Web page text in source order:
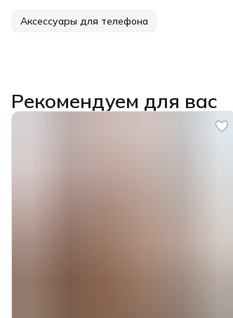
Аксессуары для телефона
Рекомендуем для вас